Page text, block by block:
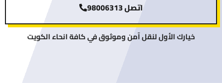
اتصل 98006313
خيارك الأول لنقل آمن وموثوق في كافة انحاء الكويت